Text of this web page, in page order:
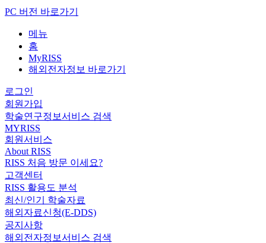
PC 버전 바로가기
메뉴
홈
MyRISS
해외전자정보 바로가기
로그인
회원가입
학술연구정보서비스 검색
MYRISS
회원서비스
About RISS
RISS 처음 방문 이세요?
고객센터
RISS 활용도 분석
최신/인기 학술자료
해외자료신청(E-DDS)
공지사항
해외전자정보서비스 검색